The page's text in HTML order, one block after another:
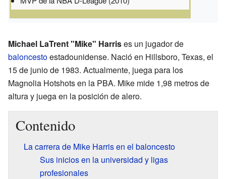
Michael LaTrent "Mike" Harrises un jugador de
baloncestoestadounidense. Nació en Hillsboro, Texas, el
15 de junio de 1983. Actualmente, juega para los
Magnolia Hotshots en la PBA. Mike mide 1,98 metros de
altura y juega en la posición de alero.
Contenido
La carrera de Mike Harris en el baloncesto
Sus inicios en la universidad y ligas
profesionales